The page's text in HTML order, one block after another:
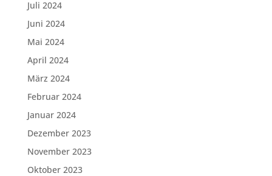
Juli 2024
Juni 2024
Mai 2024
April 2024
März 2024
Februar 2024
Januar 2024
Dezember 2023
November 2023
Oktober 2023